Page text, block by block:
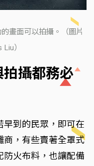
畫面可以拍攝。（圖片
）
攝都務必
早到的民眾，即可在
商，有些賣著全罩式
防火布料，也讓配備